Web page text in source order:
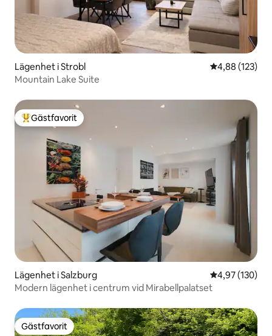
Lägenhet i Strobl 4,88 av 5 i
4,88 (123)
Mountain Lake Suite
Populär gästfavorit
Gästfavorit
Lägenhet i Salzburg 4,97 av 5 i
4,97 (130)
Modern lägenhet i centrum vid Mirabellpalatset
Gästfavorit
Gästfavorit